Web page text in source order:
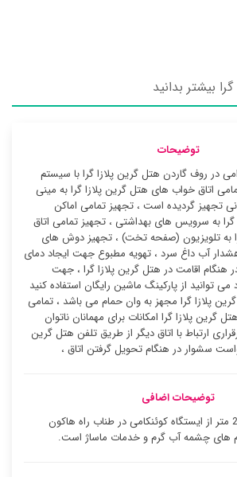
بیشتر بدانید
توضیحات
در روف گاردن هتل گرین پلازا گرا با سیستم
اتاق خواب های هتل گرین پلازا گرا به مینی
تجهیز گردیده است ، تجهیز تمامی اماکن
به سرویس های بهداشتی ، تجهیز تمامی اتاق
به تلویزیون (صفحه تخت) ، تجهیز دوش های
هشدار آب داغ سرد ، تهویه مطبوع جهت ایجاد دمای
اقامت در هتل گرین پلازا گرا ، جهت
می توانید از پارکینگ ماشین رایگان استفاده کنید
پلازا گرا مجهز به وان حمام می باشد ، تمامی
گرین پلازا گرا امکانات برای مهمانان ناتوان
ارتباط با اتاق دیگر از طریق تلفن هتل گرین
سشوار در هنگام تحویل گرفتن اتاق ،
توضیحات اضافی
گرین پلازا گورا فقط 200 متر از ایستگاه کوئنکامی در طناب راه هاکون
های چشمه آب گرم و خدمات ماساژ است.